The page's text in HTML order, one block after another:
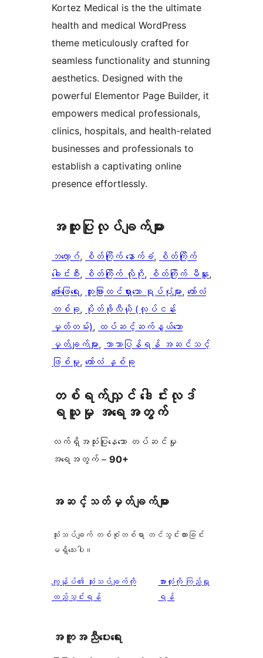
Kortez Medical is the the ultimate
health and medical WordPress
theme meticulously crafted for
seamless functionality and stunning
aesthetics. Designed with the
powerful Elementor Page Builder, it
empowers medical professionals,
clinics, hospitals, and health-related
businesses and professionals to
establish a captivating online
presence effortlessly.
အ​ထူး​ပြု​လုပ်​ချက်​များ
ဘလော့ဂ်, စိတ်ကြိုက် နောက်ခံ,
စိတ်ကြိုက်
ခေါင်းစီး, စိတ်ကြိုက် လိုဂို, စိတ်ကြိုက် မီနူး
ဖျော်ဖြေရေး, ထူးခြားထင်ရှားသော ရုပ်ပုံများ, ကော်လံ
တစ်ခု, ပိုတ်ဖိုလီယို (လုပ်ငန်း
မှတ်တမ်း), ထပ်ဆင့်ဆက်နွယ်သော
မှတ်ချက်များ, ဘာသာပြန်ရန် အဆင်သင့်
ဖြစ်မှု, ကော်လံ နှစ်ခု
တစ်ရက်လျှင် ဒေါင်းလုဒ်
ရယူမှု အရေအတွက်
လက်ရှိအသုံးပြုနေသော တပ်ဆင်မှု
အရေအတွက် – 90+
အဆင့်သတ်မှတ်ချက်များ
သုံးသပ်ချက် တစ်စုံတစ်ရာ တင်သွင်းထားခြင်း
မရှိသေးပါ။
ကျွန်ုပ်၏ သုံးသပ်ချက်ကို
ထည့်သွင်းရန်
သုံးသပ်
ချက်
အားလုံးကို ကြည့်ရှု
ရန်
အကူအညီပေးရေး